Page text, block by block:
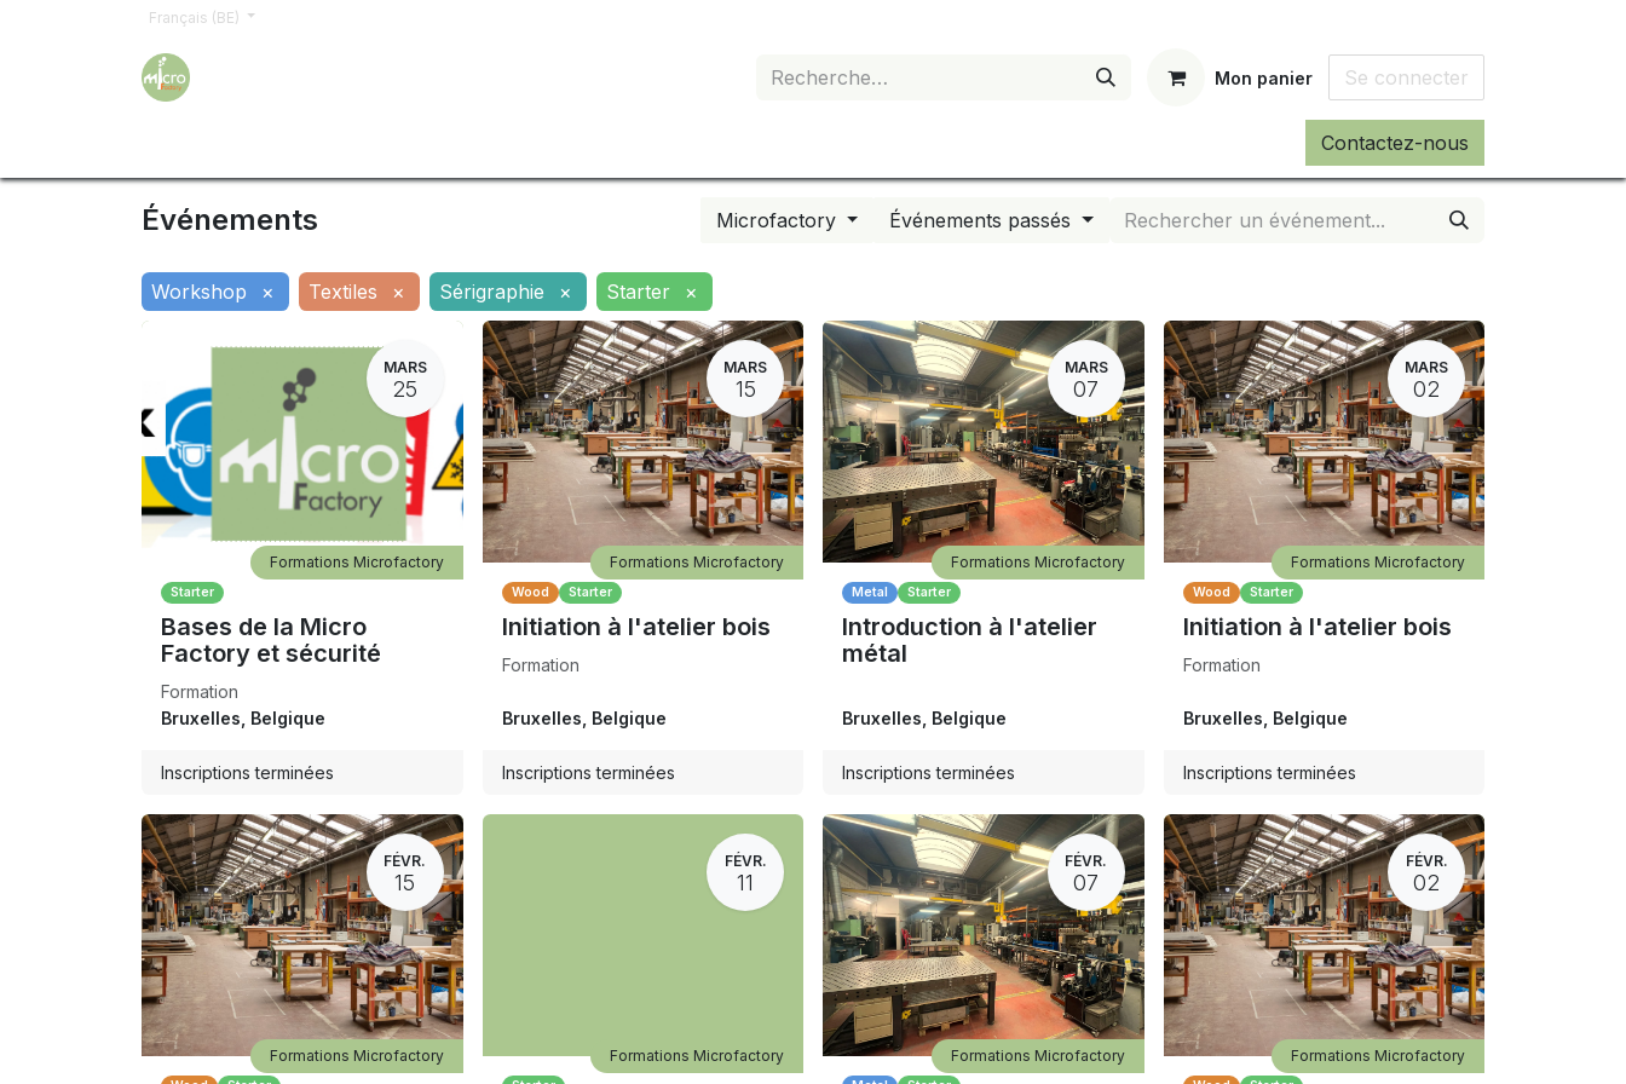
Français (BE)
Mon panier Se connecter
Contactez-nous
Événements Microfactory Événements passés
Workshop × Textiles × Sérigraphie × Starter ×
MARS
25
Starter
Bases de la Micro
Factory et sécurité
Formation
Formations Microfactory
Bruxelles Belgique
Inscriptions terminées
MARS
15
Wood Starter
Initiation à l'atelier bois
Formation
Formations Microfactory
Bruxelles Belgique
Inscriptions terminées
MARS
07
Metal Starter
Introduction à l'atelier
métal
Formations Microfactory
Bruxelles Belgique
Inscriptions terminées
MARS
02
Wood Starter
Initiation à l'atelier bois
Formation
Formations Microfactory
Bruxelles Belgique
Inscriptions terminées
FÉVR.
15
Formations Microfactory
FÉVR.
11
Formations Microfactory
FÉVR.
07
Formations Microfactory
FÉVR.
02
Formations Microfactory